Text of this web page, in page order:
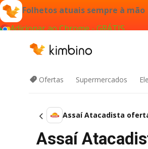
Folhetos atuais sempre à mão
Adicionar ao Chrome - GRÁTIS
Ofertas Supermercados
Assaí Atacadista
Assaí